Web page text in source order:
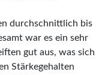
durchschnittlich bis
war es ein sehr
gut aus, was sich
Stärkegehalten